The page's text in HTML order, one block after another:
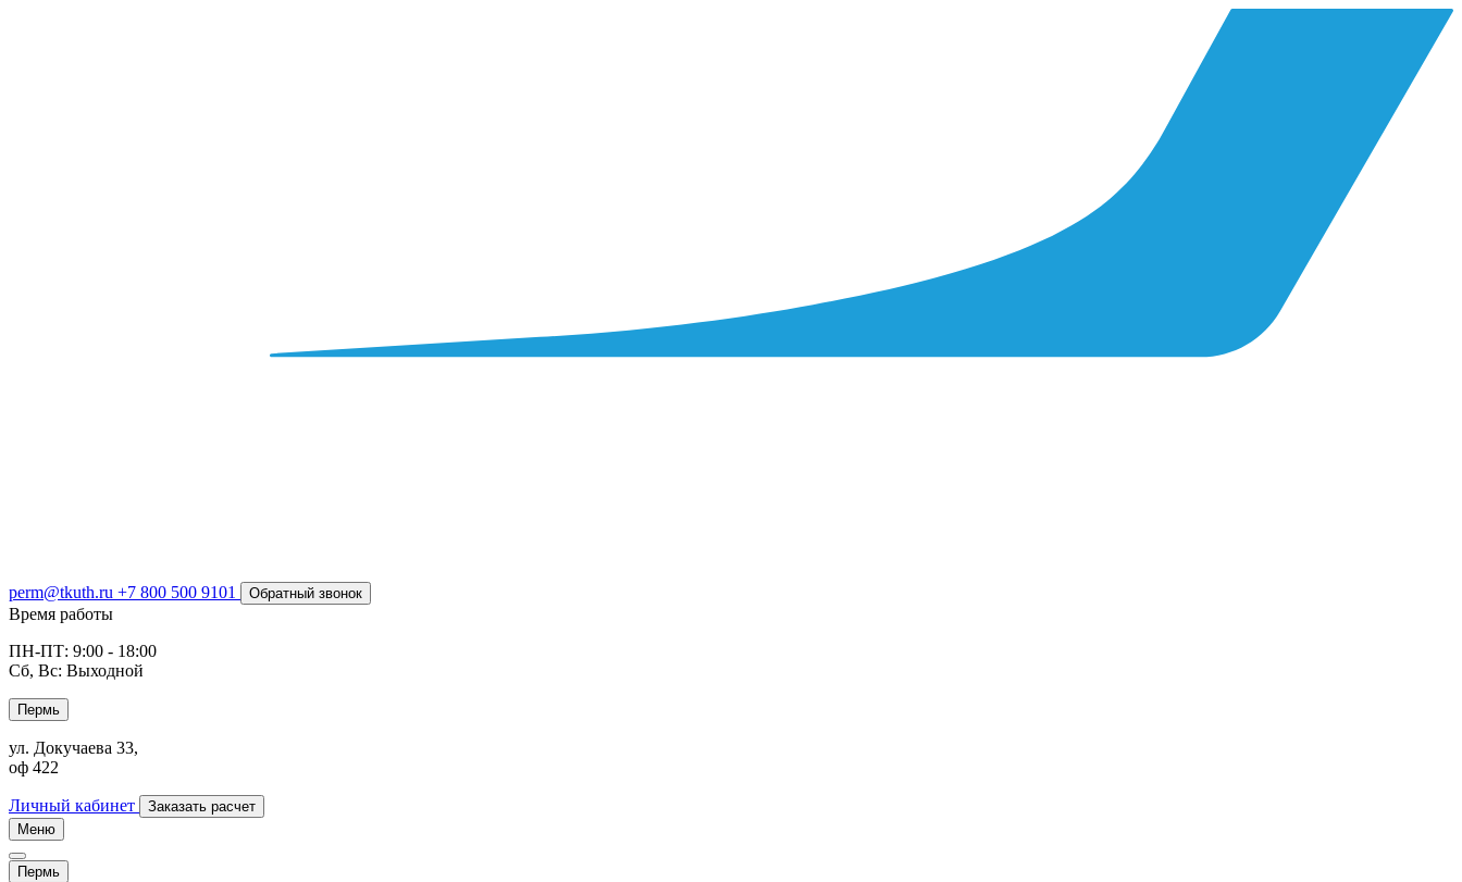
perm@tkuth.ru +7 800 500 9101 Обратный звонок
Время работы
ПН-ПТ: 9:00 - 18:00
Сб, Вс: Выходной
Пермь
ул. Докучаева 33,
оф 422
Личный кабинет
Заказать расчет
Меню
Пермь